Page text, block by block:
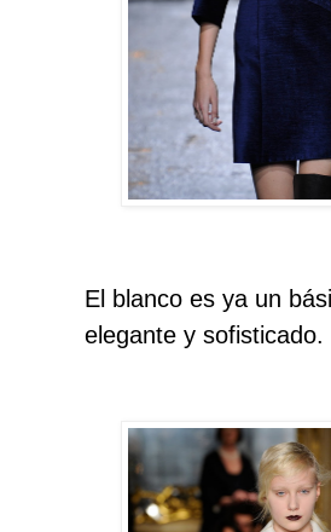
El blanco es ya un
elegante y sofisticado.